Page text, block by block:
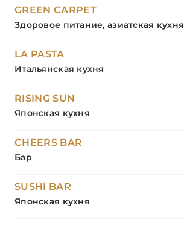
GREEN CARPET
Здоровое питание, азиатская кухня
LA PASTA
Итальянская кухня
RISING SUN
Японская кухня
CHEERS BAR
Бар
SUSHI BAR
Японская кухня